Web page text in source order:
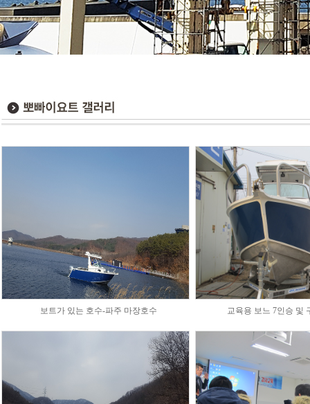
보트가 있는 호수-파주 마장호수 교육용 보느 7인승 및